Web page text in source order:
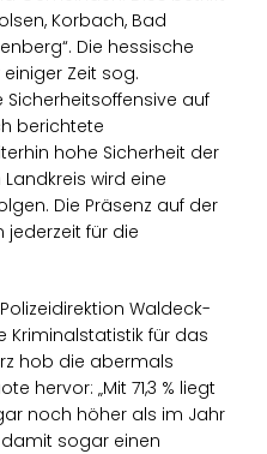
Korbach, Bad
Die hessische
Zeit sog.
auf
berichtete
hohe Sicherheit der
wird eine
Die Präsenz auf der
jederzeit für die
Waldeck-
Kriminalstatistik für das
hob die abermals
hervor: „Mit 71,3 % liegt
noch höher als im Jahr
damit sogar einen